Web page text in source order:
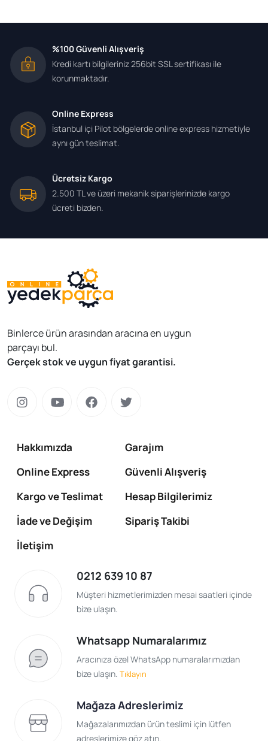
%100 Güvenli Alışveriş
Kredi kartı bilgileriniz 256bit SSL sertifikası ile
korunmaktadır.
Online Express
İstanbul içi Pilot bölgelerde online express hizmetiyle
aynı gün teslimat.
Ücretsiz Kargo
2.500 TL ve üzeri mekanik siparişlerinizde kargo
ücreti bizden.
Binlerce ürün arasından aracına en uygun
parçayı bul.
Gerçek stok ve uygun fiyat garantisi.
Hakkımızda
Garajım
Online Express
Güvenli Alışveriş
Kargo ve Teslimat
Hesap Bilgilerimiz
İade ve Değişim
Sipariş Takibi
İletişim
0212 639 10 87
Müşteri hizmetlerimizden mesai saatleri içinde
bize ulaşın.
Whatsapp Numaralarımız
Aracınıza özel WhatsApp numaralarımızdan
bize ulaşın. Tıklayın
Mağaza Adreslerimiz
Mağazalarımızdan ürün teslimi için lütfen
adreslerimize göz atın.